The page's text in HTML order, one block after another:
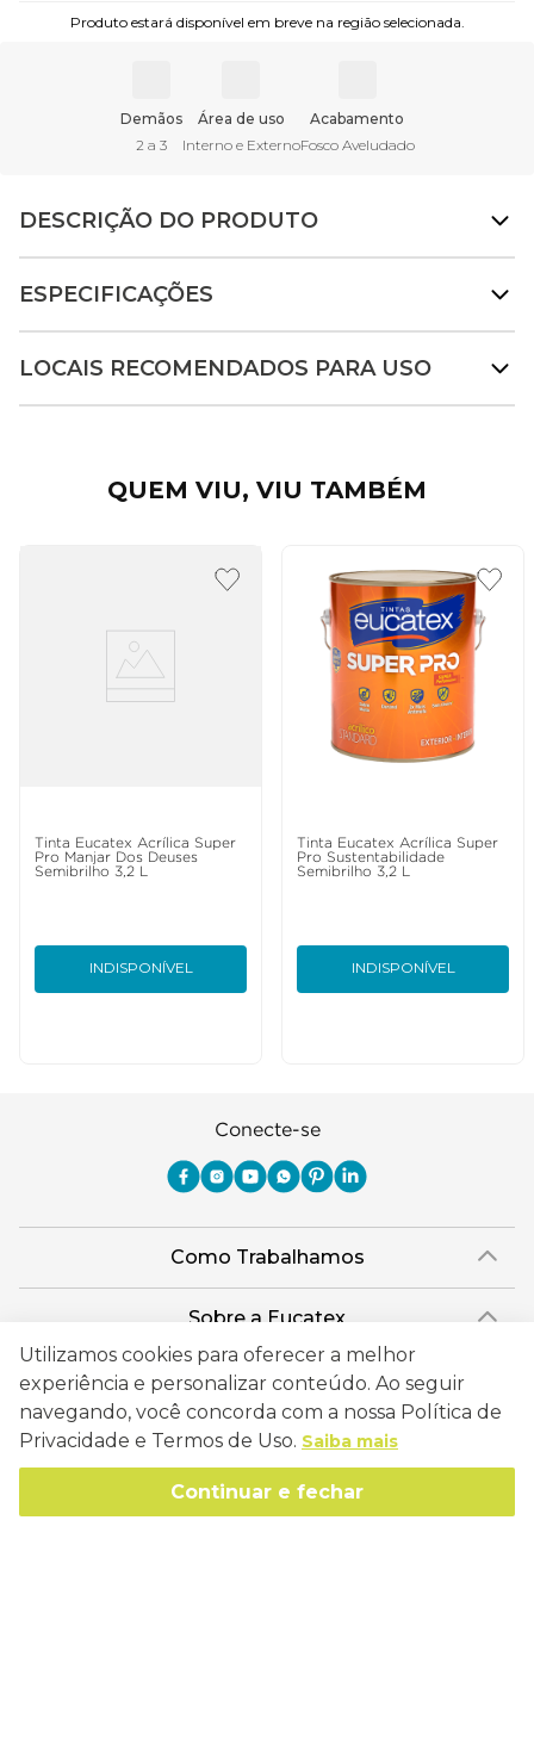
Produto estará disponível em breve na região selecionada.
Demãos
2 a 3
Área de uso
Interno e Externo
Acabamento
Fosco Aveludado
DESCRIÇÃO DO PRODUTO
ESPECIFICAÇÕES
LOCAIS RECOMENDADOS PARA USO
QUEM VIU, VIU TAMBÉM
Tinta Eucatex Acrílica Super
Pro Manjar Dos Deuses
Semibrilho 3,2 L
INDISPONÍVEL
Tinta Eucatex Acrílica Super
Pro Sustentabilidade
Semibrilho 3,2 L
INDISPONÍVEL
Conecte-se
Como Trabalhamos
Política de Privacidade
Trocas e Devoluções
Retire em Loja
Regulamentos e Promoções
Políticas de Revenda
Sobre a Eucatex
História
Canal de Ética
Política de Patrocínio
Onde Estamos
Sustentabilidade
Missão, Visão e Valores
Socioambiental
Atendimento
lojaeucatex@eucatex.com.br
Links Úteis
Utilizamos cookies para oferecer a melhor
experiência e personalizar conteúdo. Ao seguir
navegando, você concorda com a nossa Política de
Privacidade e Termos de Uso. Saiba mais
Continuar e fechar